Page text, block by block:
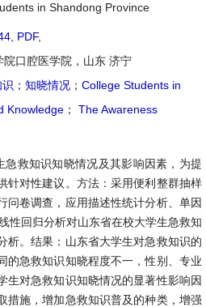
in Shandong Province
PDF,
院口腔医学院，山东 济宁
； 知晓情况 ； College Students in
Knowledge ；
The Awareness
急救知识知晓情况及其影响因素，为提
针对性建议。方法：采用便利整群抽样
问卷调查，应用描述性统计分析、单因
性回归分析对山东省在校大学生急救知
析。结果：山东省大学生对急救知识的
的急救知识知晓程度不一，性别、专业
生对急救知识知晓情况的显著性影响因
措施，增加急救知识普及的种类，增强